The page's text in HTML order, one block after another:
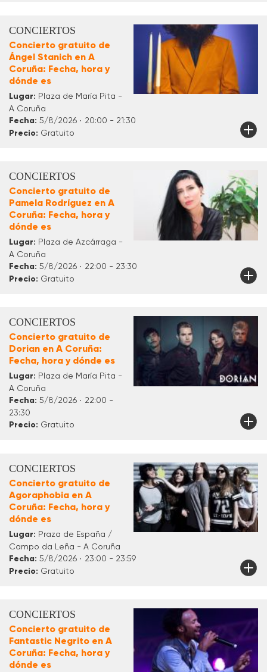
CONCIERTOS
Concierto gratuito de
Ángel Stanich en A
Coruña: Fecha, hora y
dónde es
Lugar: Plaza de María Pita -
A Coruña
Fecha: 5/8/2026 · 20:00 - 21:30
Precio: Gratuito
CONCIERTOS
Concierto gratuito de
Pamela Rodríguez en A
Coruña: Fecha, hora y
dónde es
Lugar: Plaza de Azcárraga -
A Coruña
Fecha: 5/8/2026 · 22:00 - 23:30
Precio: Gratuito
CONCIERTOS
Concierto gratuito de
Dorian en A Coruña:
Fecha, hora y dónde es
Lugar: Plaza de María Pita -
A Coruña
Fecha: 5/8/2026 · 22:00 -
23:30
Precio: Gratuito
CONCIERTOS
Concierto gratuito de
Agoraphobia en A
Coruña: Fecha, hora y
dónde es
Lugar: Praza de España /
Campo da Leña - A Coruña
Fecha: 5/8/2026 · 23:00 - 23:59
Precio: Gratuito
CONCIERTOS
Concierto gratuito de
Fantastic Negrito en A
Coruña: Fecha, hora y
dónde es